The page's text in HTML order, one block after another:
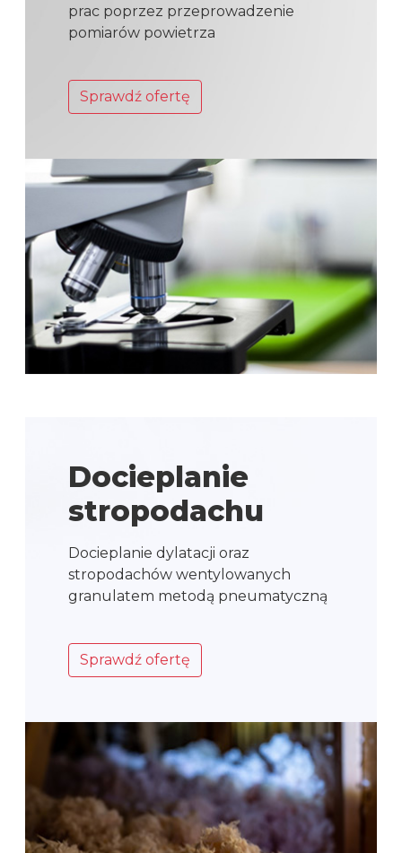
prac poprzez przeprowadzenie
pomiarów powietrza
Sprawdź ofertę
Docieplanie
stropodachu
Docieplanie dylatacji oraz
stropodachów wentylowanych
granulatem metodą pneumatyczną
Sprawdź ofertę